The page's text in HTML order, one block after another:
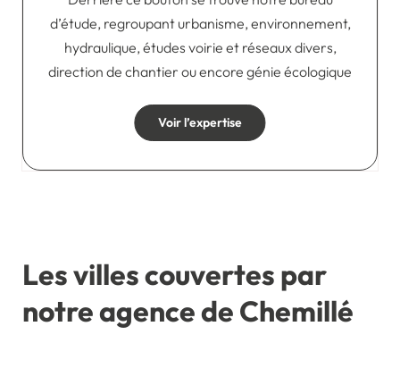
d’étude, regroupant urbanisme, environnement,
hydraulique, études voirie et réseaux divers,
direction de chantier ou encore génie écologique
Voir l’expertise
Les villes couvertes par
notre agence de Chemillé